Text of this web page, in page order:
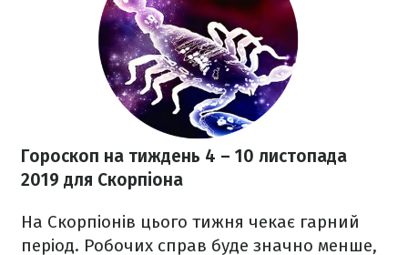
Гороскоп на тиждень 4 – 10 листопада
2019 для Скорпіона
На Скорпіонів цього тижня чекає гарний
період. Робочих справ буде значно менше,